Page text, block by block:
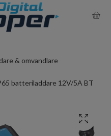
& omvandlare
batteriladdare 12V/5A BT